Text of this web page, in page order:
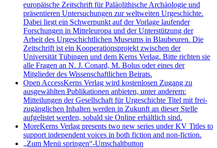
europäische Zeitschrift für Paläolithische Archäologie und
präsentieren Untersuchungen zur weltweiten Urgeschichte.
Dabei liegt ein Schwerpunkt auf der Vorlage laufender
Forschungen in Mitteleuropa und der Unterstützung der
Arbeit des Urgeschichtlichen Museums in Blaubeuren. Die
Zeitschrift ist ein Kooperationsprojekt zwischen der
Universität Tübingen und dem Kerns Verlag. Bitte richten sie
alle Fragen an N. J. Conard, M. Bolus oder eines der
Mitglieder des Wissenschaftlichen Beirats.
Open AccessKerns Verlag wird kostenlosen Zugang zu
ausgewählten Publikationen anbieten, unter anderem:
Mitteilungen der Gesellschaft für Urgeschichte Titel mit frei-
zugänglichen Inhalten werden in Zukunft an dieser Stelle
aufgelistet werden, sobald sie Online erhältlich sind.
MoreKerns Verlag presents two new series under KV Titles to
support independent voices in both fiction and non-fiction.
„Zum Menü springen“-Umschaltbutton